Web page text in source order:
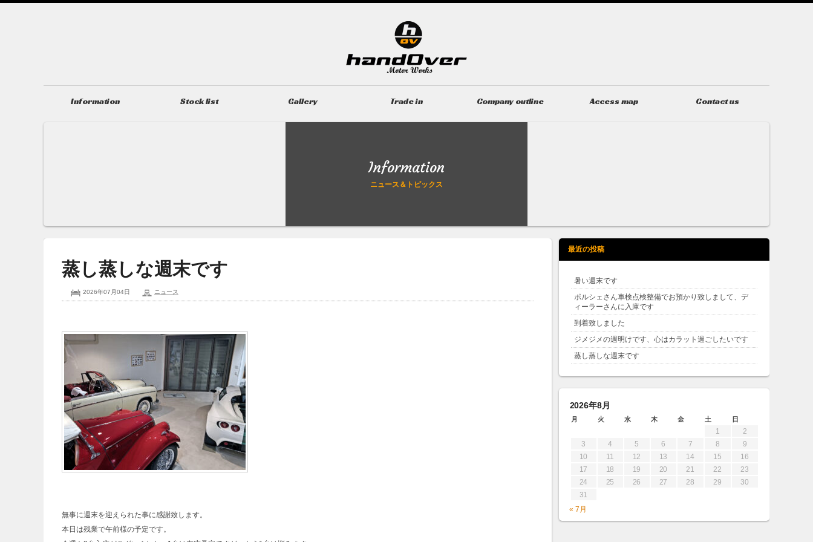
Information Stock list Gallery Trade in Company outline Access map Contact us
Information
ニュース＆トピックス
蒸し蒸しな週末です
2026年07月04日 ニュース
無事に週末を迎えられた事に感謝致します。
本日は残業で午前様の予定です。
最近の投稿
暑い週末です
ポルシェさん車検点検整備でお預かり致しまして、デ
ィーラーさんに入庫です
到着致しました
ジメジメの週明けです、心はカラット過ごしたいです
蒸し蒸しな週末です
2026年8月
月 火 水 木 金 土 日
1
2
3
4 5 6 7 8
9
10
11 12 13 14 15
16
17
18 19 20 21 22
23
24
25 26 27 28 29
30
31
« 7月